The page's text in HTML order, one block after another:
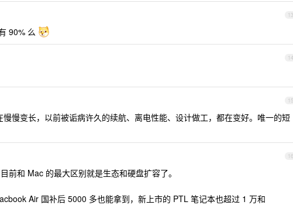
13
90% 么
14
15
慢变长，以前被诟病许久的续航、离电性能、设计做工，都在变好。唯一的短
16
前和 Mac 的最大区别就是生态和硬盘扩容了。
Air 国补后 5000 多也能拿到，新上市的 PTL 笔记本也超过 1 万和